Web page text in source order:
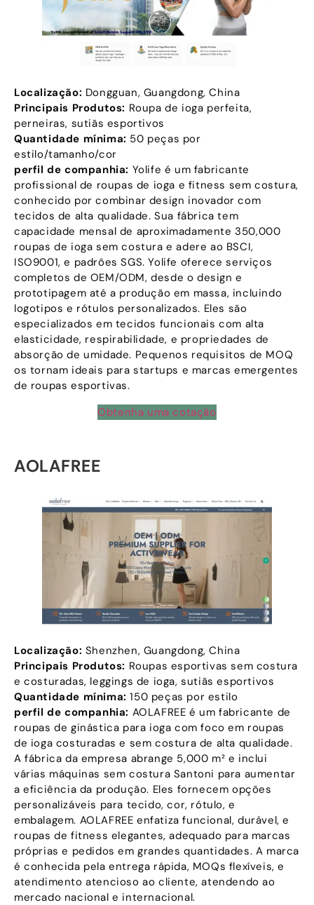
Localização: Dongguan, Guangdong, China
Principais Produtos: Roupa de ioga perfeita,
perneiras, sutiãs esportivos
Quantidade mínima: 50 peças por
estilo/tamanho/cor
perfil de companhia: Yolife é um fabricante
profissional de roupas de ioga e fitness sem costura,
conhecido por combinar design inovador com
tecidos de alta qualidade. Sua fábrica tem
capacidade mensal de aproximadamente 350,000
roupas de ioga sem costura e adere ao BSCI,
ISO9001, e padrões SGS. Yolife oferece serviços
completos de OEM/ODM, desde o design e
prototipagem até a produção em massa, incluindo
logotipos e rótulos personalizados. Eles são
especializados em tecidos funcionais com alta
elasticidade, respirabilidade, e propriedades de
absorção de umidade. Pequenos requisitos de MOQ
os tornam ideais para startups e marcas emergentes
de roupas esportivas.
Obtenha uma cotação
AOLAFREE
Localização: Shenzhen, Guangdong, China
Principais Produtos: Roupas esportivas sem costura
e costuradas, leggings de ioga, sutiãs esportivos
Quantidade mínima: 150 peças por estilo
perfil de companhia: AOLAFREE é um fabricante de
roupas de ginástica para ioga com foco em roupas
de ioga costuradas e sem costura de alta qualidade.
A fábrica da empresa abrange 5,000 m² e inclui
várias máquinas sem costura Santoni para aumentar
a eficiência da produção. Eles fornecem opções
personalizáveis ​​para tecido, cor, rótulo, e
embalagem. AOLAFREE enfatiza funcional, durável, e
roupas de fitness elegantes, adequado para marcas
próprias e pedidos em grandes quantidades. A marca
é conhecida pela entrega rápida, MOQs flexíveis, e
atendimento atencioso ao cliente, atendendo ao
mercado nacional e internacional.